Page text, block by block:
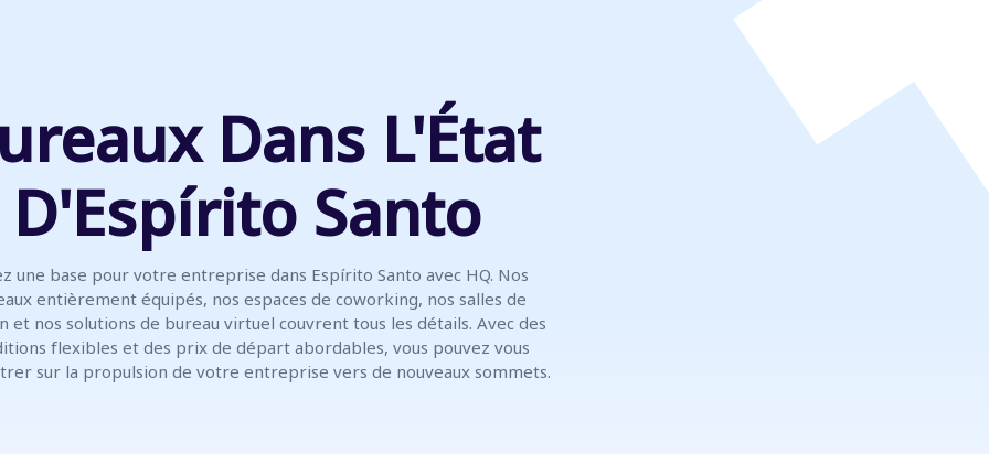
Dans L'État
D'Espírito Santo
une base pour votre entreprise dans Espírito Santo avec HQ. Nos
entièrement équipés, nos espaces de coworking, nos salles de
et nos solutions de bureau virtuel couvrent tous les détails. Avec des
flexibles et des prix de départ abordables, vous pouvez vous
sur la propulsion de votre entreprise vers de nouveaux sommets.